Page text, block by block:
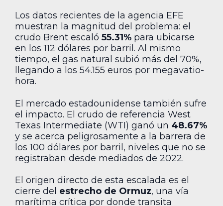
Los datos recientes de la agencia EFE
muestran la magnitud del problema: el
crudo Brent escaló 55.31% para ubicarse
en los 112 dólares por barril. Al mismo
tiempo, el gas natural subió más del 70%,
llegando a los 54.155 euros por megavatio-
hora.
El mercado estadounidense también sufre
el impacto. El crudo de referencia West
Texas Intermediate (WTI) ganó un 48.67%
y se acerca peligrosamente a la barrera de
los 100 dólares por barril, niveles que no se
registraban desde mediados de 2022.
El origen directo de esta escalada es el
cierre del estrecho de Ormuz, una vía
marítima crítica por donde transita